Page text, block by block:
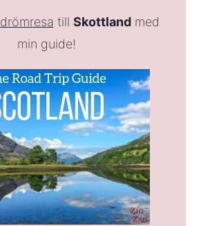
drömresa till Skottlandmed
min guide!